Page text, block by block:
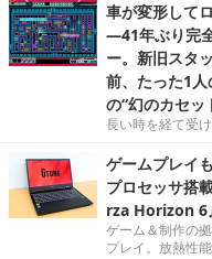
車が変形して
―41年ぶり完
ー。新旧スタ
前、たった1
の“幻のカセッ
長い時を経て受
ゲームプレイ
プロセッサ搭
rza Horizon 6
ゲーム＆制作の
プレイ。放熱性